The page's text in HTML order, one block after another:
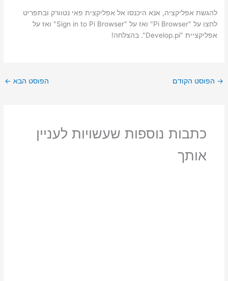
להגשת אפליקציה, אנא היכנסו אל אפליקצית פאי נטוורק ובתפריט
לחצו על "Pi Browser" ואז על "Sign in to Pi Browser" ואז על
אפליקציית "Develop.pi". בהצלחה!
→ הפוסט הקודם הפוסט הבא ←
כתבות נוספות שעשויות לעניין
אותך